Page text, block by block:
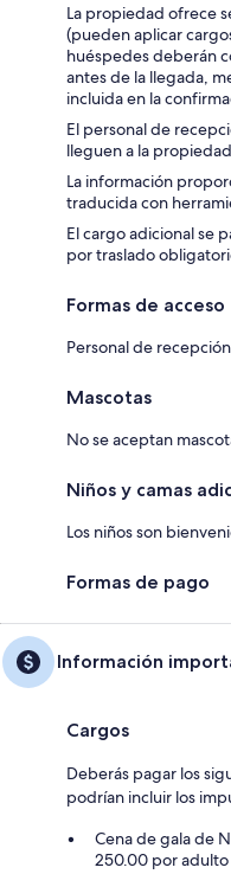
La propiedad ofrece
(pueden aplicar
huéspedes deberán
antes de la llegada,
incluida en la
El personal de
lleguen a la
La información
traducida con
El cargo adicional se
por traslado
Formas de acceso
Personal de recepción
Mascotas
No se aceptan
Niños y camas
Los niños son
Formas de pago
Información
Cargos
Deberás pagar los
podrían incluir los
Cena de gala de
250.00 por adulto